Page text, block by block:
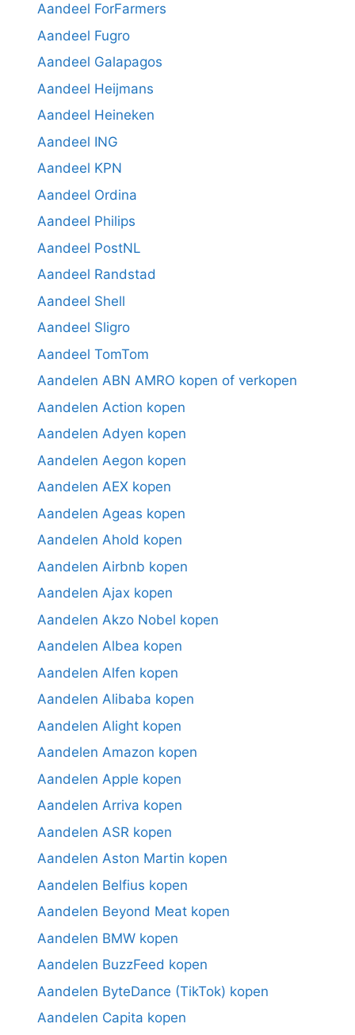
Aandeel ForFarmers
Aandeel Fugro
Aandeel Galapagos
Aandeel Heijmans
Aandeel Heineken
Aandeel ING
Aandeel KPN
Aandeel Ordina
Aandeel Philips
Aandeel PostNL
Aandeel Randstad
Aandeel Shell
Aandeel Sligro
Aandeel TomTom
Aandelen ABN AMRO kopen of verkopen
Aandelen Action kopen
Aandelen Adyen kopen
Aandelen Aegon kopen
Aandelen AEX kopen
Aandelen Ageas kopen
Aandelen Ahold kopen
Aandelen Airbnb kopen
Aandelen Ajax kopen
Aandelen Akzo Nobel kopen
Aandelen Albea kopen
Aandelen Alfen kopen
Aandelen Alibaba kopen
Aandelen Alight kopen
Aandelen Amazon kopen
Aandelen Apple kopen
Aandelen Arriva kopen
Aandelen ASR kopen
Aandelen Aston Martin kopen
Aandelen Belfius kopen
Aandelen Beyond Meat kopen
Aandelen BMW kopen
Aandelen BuzzFeed kopen
Aandelen ByteDance (TikTok) kopen
Aandelen Capita kopen